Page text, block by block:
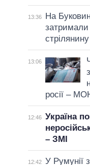
13:36
На
затримали
13:06
росії –
12:46 Україна
– ЗМІ
12:42 У Румунії